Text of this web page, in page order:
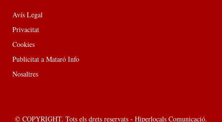
Avís Legal
Privacitat
Cookies
Publicitat a Mataró Info
Nosaltres
© COPYRIGHT. Tots els drets reservats - Hiperlocals Comunicació.